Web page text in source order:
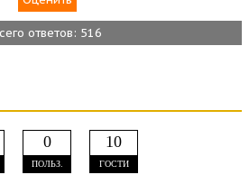
ответов: 516
0
ПОЛЬЗ.
10
ГОСТИ